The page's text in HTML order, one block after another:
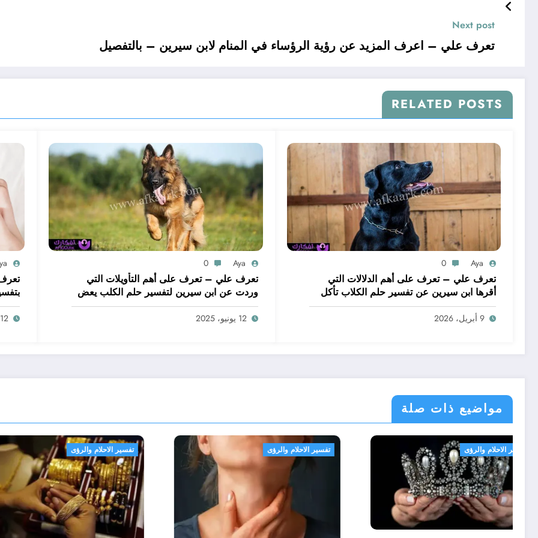
Next post
تعرف علي – اعرف المزيد عن رؤية الرؤساء في المنام لابن سيرين – بالتفصيل
RELATED POSTS
Aya
0
تعرف علي – تعرف على أهم الدلالات التي
أقرها ابن سيرين عن تفسير حلم الكلاب تأكل
لحم – بالتفصيل
9 أبريل، 2026
Aya
0
تعرف علي – تعرف على أهم التأويلات التي
وردت عن ابن سيرين لتفسير حلم الكلب يعض
يدي – بالتفصيل
12 يونيو، 2025
ابن
12 يونيو، 2025
مواضيع ذات صلة
تفسير الاحلام والرؤى تفسير الاحلام والرؤى تفسير الاحلام والرؤى